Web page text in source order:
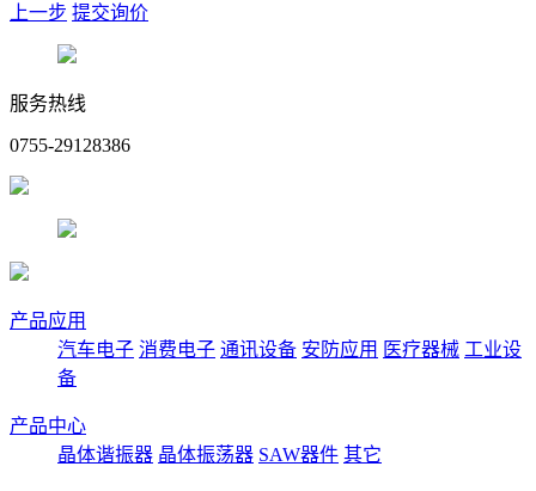
上一步 提交询价
服务热线
0755-29128386
产品应用
汽车电子 消费电子 通讯设备 安防应用 医疗器械 工业设
备
产品中心
晶体谐振器 晶体振荡器 SAW器件 其它